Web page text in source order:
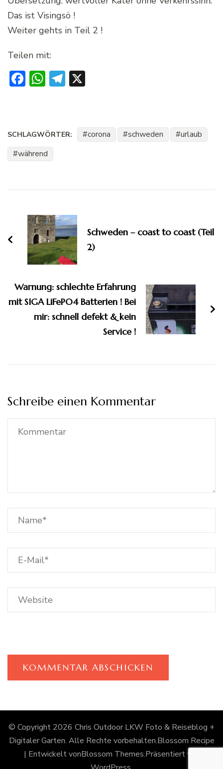
Das ist Visingsö !
Weiter gehts in Teil 2 !
Teilen mit:
Facebook
WhatsApp
Telegram
SCHLAGWÖRTER: corona schweden
urlaub
während
Schweden – coast to coast (Teil
2)
Warnung: schlechte Erfahrung
mit SIGA LiFePO4 Batterien ! Bei
mir: schnell defekt & kein
Service !
Schreibe einen Kommentar
© Copyright 2026 Chris Outdoor LKW Foto & Reiseblog +
Digitaler Garten. Alle Rechte vorbehalten.Blossom Recipe
| Entwickelt vonBlossom Themes.Präsentiert von